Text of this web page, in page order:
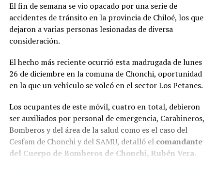
El fin de semana se vio opacado por una serie de
accidentes de tránsito en la provincia de Chiloé, los que
dejaron a varias personas lesionadas de diversa
consideración.
El hecho más reciente ocurrió esta madrugada de lunes
26 de diciembre en la comuna de Chonchi, oportunidad
en la que un vehículo se volcó en el sector Los Petanes.
Los ocupantes de este móvil, cuatro en total, debieron
ser auxiliados por personal de emergencia, Carabineros,
Bomberos y del área de la salud como es el caso del
Cesfam de Chonchi y del SAMU, detalló el comandante
del Cuerpo de Bomberos de Chonchi, Rubén Vera.